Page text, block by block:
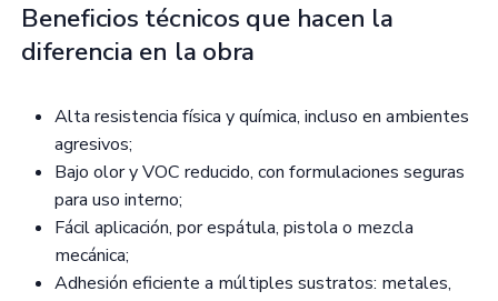
Beneficios técnicos que hacen la
diferencia en la obra
Alta resistencia física y química, incluso en ambientes
agresivos;
Bajo olor y VOC reducido, con formulaciones seguras
para uso interno;
Fácil aplicación, por espátula, pistola o mezcla
mecánica;
Adhesión eficiente a múltiples sustratos: metales,